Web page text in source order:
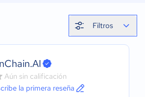
Filtros
Aún sin calificación
la primera reseña